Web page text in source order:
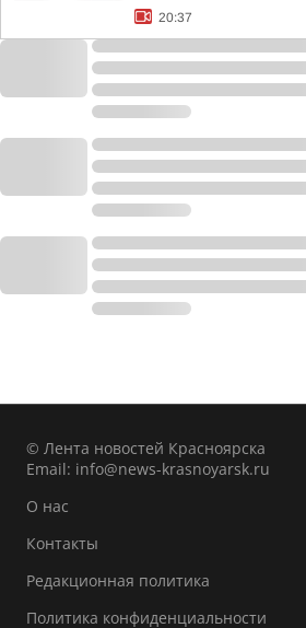
20:37
© Лента новостей Красноярска
Email: info@news-krasnoyarsk.ru
О нас
Контакты
Редакционная политика
Политика конфиденциальности